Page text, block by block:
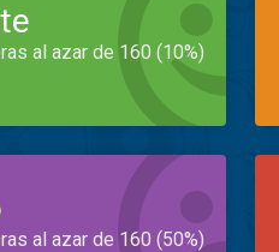
al azar de 160 (10%)
al azar de 160 (50%)